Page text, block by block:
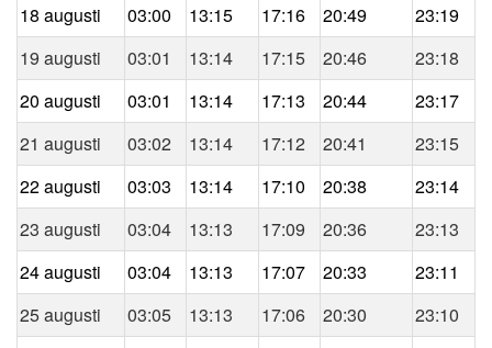
18 augusti
03:00 13:15 17:16 20:49
23:19
19 augusti
03:01 13:14 17:15 20:46
23:18
20 augusti
03:01 13:14 17:13 20:44
23:17
21 augusti
03:02 13:14 17:12 20:41
23:15
22 augusti
03:03 13:14 17:10 20:38
23:14
23 augusti
03:04 13:13 17:09 20:36
23:13
24 augusti
03:04 13:13 17:07 20:33
23:11
25 augusti
03:05 13:13 17:06 20:30
23:10